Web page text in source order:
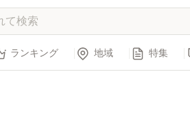
ランキング 地域 特集